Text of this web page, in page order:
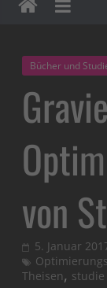
Bücher und
von
5. Januar
Theisen, studie